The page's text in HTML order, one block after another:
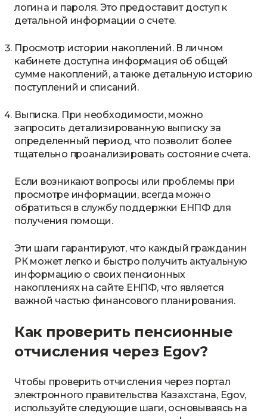
логина и пароля. Это предоставит доступ к
детальной информации о счете.
Просмотр истории накоплений. В личном
кабинете доступна информация об общей
сумме накоплений, а также детальную историю
поступлений и списаний.
Выписка. При необходимости, можно
запросить детализированную выписку за
определенный период, что позволит более
тщательно проанализировать состояние счета.
Если возникают вопросы или проблемы при
просмотре информации, всегда можно
обратиться в службу поддержки ЕНПФ для
получения помощи.
Эти шаги гарантируют, что каждый гражданин
РК может легко и быстро получить актуальную
информацию о своих пенсионных
накоплениях на сайте ЕНПФ, что является
важной частью финансового планирования.
Как проверить пенсионные
отчисления через Egov?
Чтобы проверить отчисления через портал
электронного правительства Казахстана, Egov,
используйте следующие шаги, основываясь на